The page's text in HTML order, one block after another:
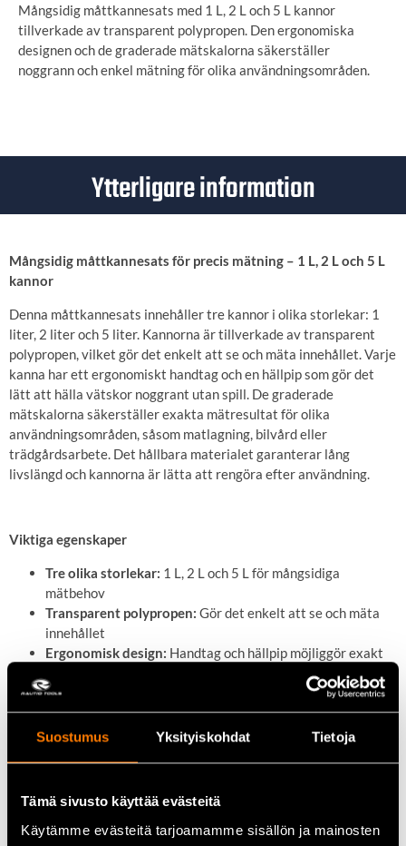
Suostumus Yksityiskohdat Tietoja
Tämä sivusto käyttää evästeitä
Käytämme evästeitä tarjoamamme sisällön ja mainosten
Mångsidig måttkannesats med 1 L, 2 L och 5 L kannor
tillverkade av transparent polypropen. Den ergonomiska
designen och de graderade mätskalorna säkerställer
noggrann och enkel mätning för olika användningsområden.
Ytterligare information
Mångsidig måttkannesats för precis mätning – 1 L, 2 L och 5 L
kannor
Denna måttkannesats innehåller tre kannor i olika storlekar: 1
liter, 2 liter och 5 liter. Kannorna är tillverkade av transparent
polypropen, vilket gör det enkelt att se och mäta innehållet. Varje
kanna har ett ergonomiskt handtag och en hällpip som gör det
lätt att hälla vätskor noggrant utan spill. De graderade
mätskalorna säkerställer exakta mätresultat för olika
användningsområden, såsom matlagning, bilvård eller
trädgårdsarbete. Det hållbara materialet garanterar lång
livslängd och kannorna är lätta att rengöra efter användning.
Viktiga egenskaper
Tre olika storlekar: 1 L, 2 L och 5 L för mångsidiga
mätbehov
Transparent polypropen: Gör det enkelt att se och mäta
innehållet
Ergonomisk design: Handtag och hällpip möjliggör exakt
Graderade mätskalor:
Ger noggranna mätresultat för
olika användningsområden
Hållbar och lätt att rengöra:Polypropenmaterialet
Tekniska data
Material:Transparent polypropen